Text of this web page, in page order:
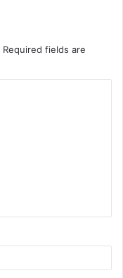
Required fields are